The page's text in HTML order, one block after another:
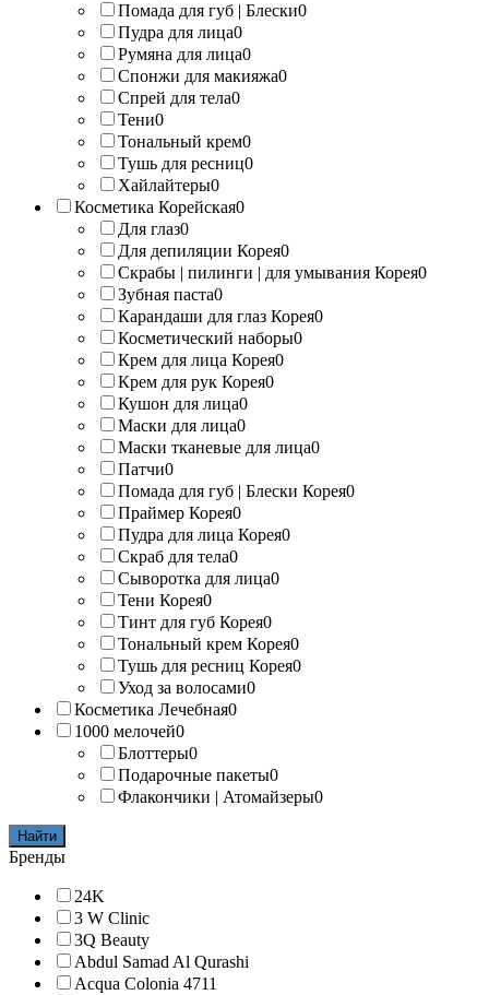
Помада для губ | Блески0
Пудра для лица0
Румяна для лица0
Спонжи для макияжа0
Спрей для тела0
Тени0
Тональный крем0
Тушь для ресниц0
Хайлайтеры0
Косметика Корейская0
Для глаз0
Для депиляции Корея0
Скрабы | пилинги | для умывания Корея0
Зубная паста0
Карандаши для глаз Корея0
Косметический наборы0
Крем для лица Корея0
Крем для рук Корея0
Кушон для лица0
Маски для лица0
Маски тканевые для лица0
Патчи0
Помада для губ | Блески Корея0
Праймер Корея0
Пудра для лица Корея0
Скраб для тела0
Сыворотка для лица0
Тени Корея0
Тинт для губ Корея0
Тональный крем Корея0
Тушь для ресниц Корея0
Уход за волосами0
Косметика Лечебная0
1000 мелочей0
Блоттеры0
Подарочные пакеты0
Флакончики | Атомайзеры0
Найти
Бренды
24K
3 W Clinic
3Q Beauty
Abdul Samad Al Qurashi
Acqua Colonia 4711